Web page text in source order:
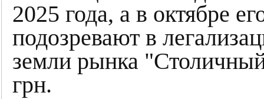
2025 года, а в октябре
подозревают в
земли рынка
грн.